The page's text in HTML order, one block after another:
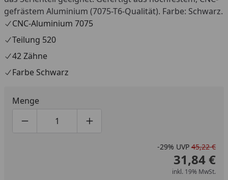
gefrästem Aluminium (7075-T6-Qualität). Farbe: Schwarz.
CNC-Aluminium 7075
Teilung 520
42 Zähne
Farbe Schwarz
Menge
Produktmenge um eins verringern
Produktmenge manuell eingeben
Produktmenge um eins erhöhen
-29% UVP 45,22 €
31,84 €
inkl. 19% MwSt.